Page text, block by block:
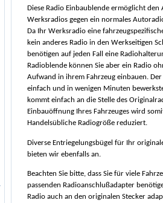
Diese Radio Einbaublende ermöglicht den
Werksradios gegen ein normales
Da Ihr Werksradio eine
kein anderes Radio in den Werkseitigen
benötigen auf jeden Fall eine
Radioblende können Sie aber ein Radio
Aufwand in ihrem Fahrzeug einbauen. Der
einfach und in wenigen Minuten
kommt einfach an die Stelle des
Einbauöffnung Ihres Fahrzeuges wird
Handelsübliche Radiogröße reduziert.
Diverse Entriegelungsbügel für Ihr
bieten wir ebenfalls an.
Beachten Sie bitte, dass Sie für viele
passenden Radioanschlußadapter
Radio auch an den originalen Stecker